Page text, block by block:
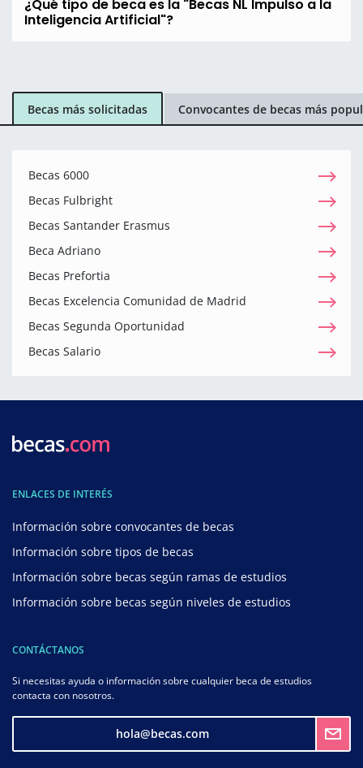
¿Qué tipo de beca es la "Becas NL Impulso a la
Inteligencia Artificial"?
Becas más solicitadas Convocantes de becas más
Becas 6000
Becas Fulbright
Becas Santander Erasmus
Beca Adriano
Becas Prefortia
Becas Excelencia Comunidad de Madrid
Becas Segunda Oportunidad
Becas Salario
ENLACES DE INTERÉS
Información sobre convocantes de becas
Información sobre tipos de becas
Información sobre becas según ramas de estudios
Información sobre becas según niveles de estudios
CONTÁCTANOS
Si necesitas ayuda o información sobre cualquier beca de estudios
contacta con nosotros.
hola@becas.com